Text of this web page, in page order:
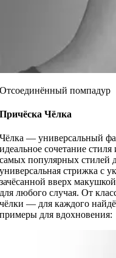
Отсоединённый помпадур
ПричёскаЧёлка
Чёлка — универсальный
идеальное сочетание
самых популярных стилей
универсальная стрижка с
зачёсанной вверх
для любого случая. От
чёлки — для каждого
примеры для вдохновения: